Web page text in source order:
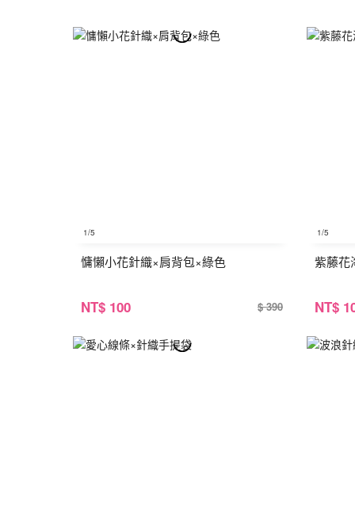
1/5
慵懶小花針織×肩背包×綠色
NT$ 100 $ 390
1/5
紫藤花
NT$